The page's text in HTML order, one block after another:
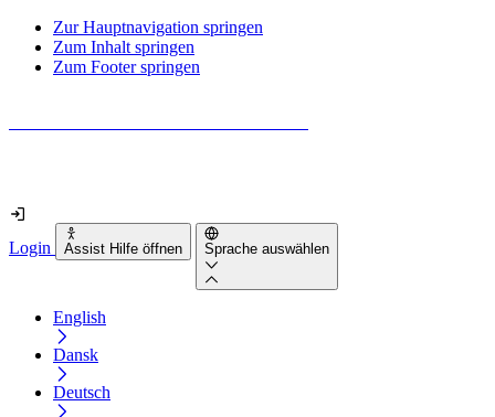
Zur Hauptnavigation springen
Zum Inhalt springen
Zum Footer springen
Login Assist Hilfe öffnen Sprache auswählen
English
Dansk
Deutsch